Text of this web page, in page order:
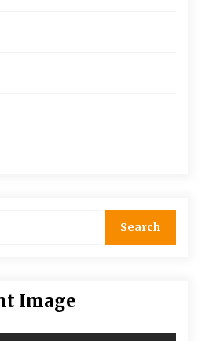
Image